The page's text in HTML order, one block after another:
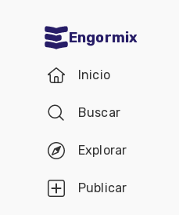
Engormix
Inicio
Buscar
Explorar
Publicar